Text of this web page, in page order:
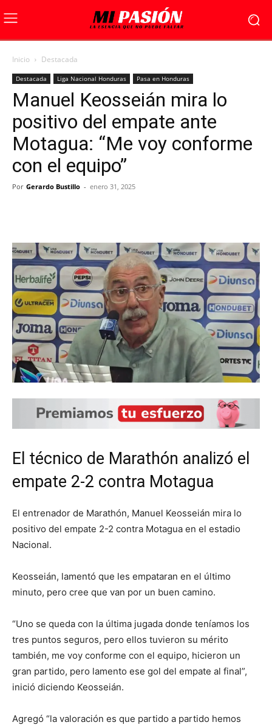
Inicio Destacada
Destacada Liga Nacional Honduras Pasa en Honduras
Manuel Keosseián mira lo
positivo del empate ante
Motagua: “Me voy conforme
con el equipo”
Por Gerardo Bustillo - enero 31, 2025
El técnico de Marathón analizó el
empate 2-2 contra Motagua
El entrenador de Marathón, Manuel Keosseián mira lo
positivo del empate 2-2 contra Motagua en el estadio
Nacional.
Keosseián, lamentó que les empataran en el último
minuto, pero cree que van por un buen camino.
“Uno se queda con la última jugada donde teníamos los
tres puntos seguros, pero ellos tuvieron su mérito
también, me voy conforme con el equipo, hicieron un
gran partido, pero lamento ese gol del empate al final”,
inició diciendo Keosseián.
Agregó “la valoración es que partido a partido hemos